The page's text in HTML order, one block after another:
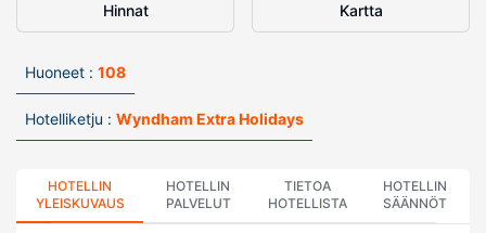
Hinnat Kartta
Huoneet : 108
Hotelliketju : Wyndham Extra Holidays
HOTELLIN
YLEISKUVAUS
HOTELLIN
PALVELUT
TIETOA
HOTELLISTA
HOTELLIN
SÄÄNNÖT